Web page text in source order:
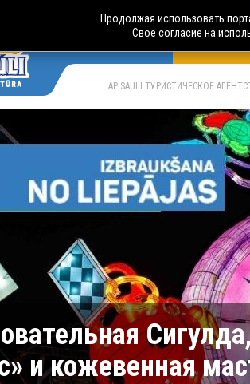
AP SAULI ТУРИСТИЧЕСКОЕ
и кожевенная
Продолжая использовать
Свое согласие на